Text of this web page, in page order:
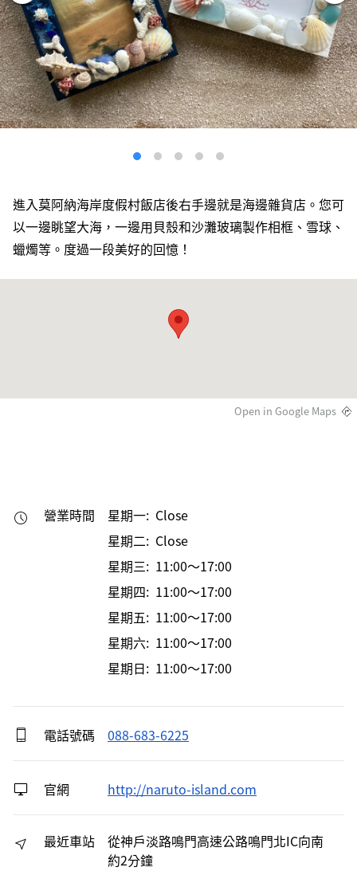
進入莫阿納海岸度假村飯店後右手邊就是海邊雜貨店。您可
以一邊眺望大海，一邊用貝殼和沙灘玻璃製作相框、雪球、
蠟燭等。度過一段美好的回憶！
Open in Google Maps
營業時間
星期一: Close
星期二: Close
星期三: 11:00～17:00
星期四: 11:00～17:00
星期五: 11:00～17:00
星期六: 11:00～17:00
星期日: 11:00～17:00
電話號碼 088-683-6225
官網 http://naruto-island.com
最近車站
從神戶淡路鳴門高速公路鳴門北IC向南
約2分鐘